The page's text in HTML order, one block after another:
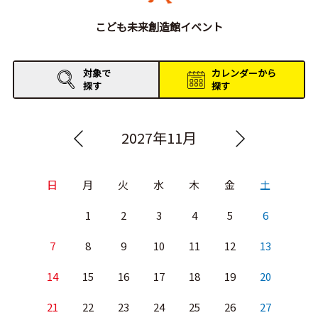
お知らせ
イベントレポート
こども未来創造館イベント
対象で
探す
カレンダーから
探す
2027年11月
日 月 火 水 木 金 土
1 2 3 4 5 6
7 8 9 10 11 12 13
14 15 16 17 18 19 20
21 22 23 24 25 26 27